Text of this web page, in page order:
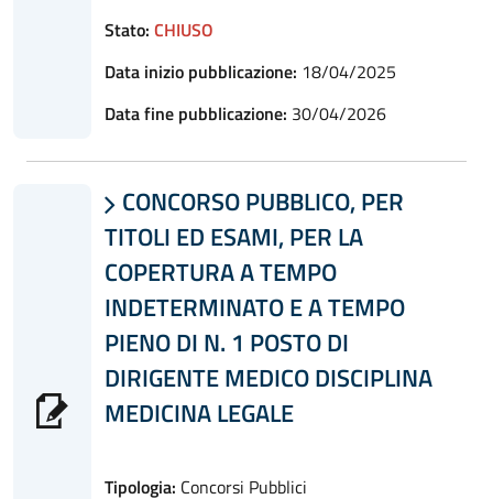
Stato: CHIUSO
Data inizio pubblicazione: 18/04/2025
Data fine pubblicazione: 30/04/2026
 CONCORSO PUBBLICO, PER
TITOLI ED ESAMI, PER LA
COPERTURA A TEMPO
INDETERMINATO E A TEMPO
PIENO DI N. 1 POSTO DI
DIRIGENTE MEDICO DISCIPLINA
MEDICINA LEGALE
Tipologia: Concorsi Pubblici